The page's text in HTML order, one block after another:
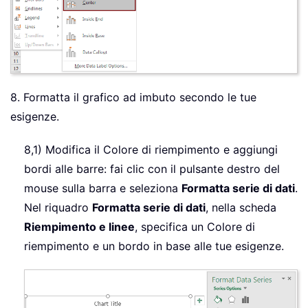
8. Formatta il grafico ad imbuto secondo le tue
esigenze.
8,1) Modifica il Colore di riempimento e aggiungi
bordi alle barre: fai clic con il pulsante destro del
mouse sulla barra e seleziona Formatta serie di dati.
Nel riquadro Formatta serie di dati, nella scheda
Riempimento e linee, specifica un Colore di
riempimento e un bordo in base alle tue esigenze.